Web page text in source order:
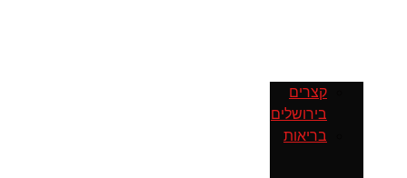
קצרים
בירושלים
בריאות